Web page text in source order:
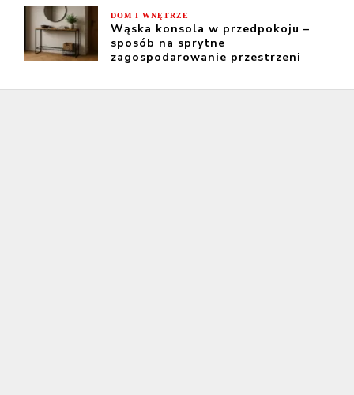
DOM I WNĘTRZE
Wąska konsola w przedpokoju –
sposób na sprytne
zagospodarowanie przestrzeni